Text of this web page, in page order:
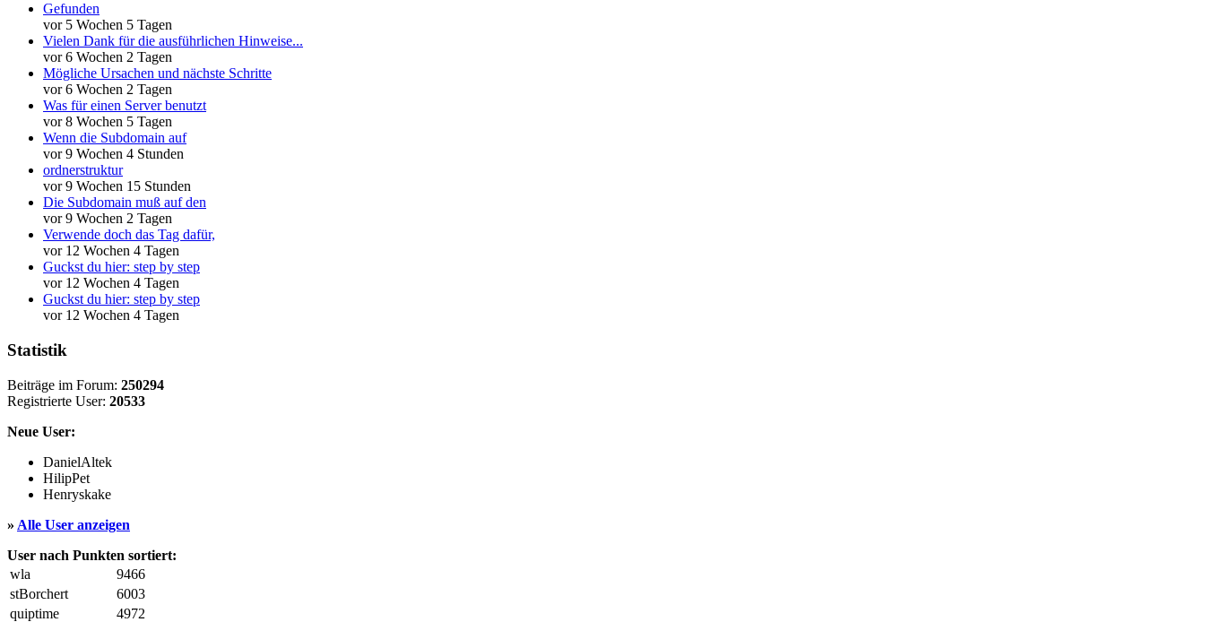
Gefunden
vor 5 Wochen 5 Tagen
Vielen Dank für die ausführlichen Hinweise...
vor 6 Wochen 2 Tagen
Mögliche Ursachen und nächste Schritte
vor 6 Wochen 2 Tagen
Was für einen Server benutzt
vor 8 Wochen 5 Tagen
Wenn die Subdomain auf
vor 9 Wochen 4 Stunden
ordnerstruktur
vor 9 Wochen 15 Stunden
Die Subdomain muß auf den
vor 9 Wochen 2 Tagen
Verwende doch das Tag dafür,
vor 12 Wochen 4 Tagen
Guckst du hier: step by step
vor 12 Wochen 4 Tagen
Guckst du hier: step by step
vor 12 Wochen 4 Tagen
Statistik
Beiträge im Forum: 250294
Registrierte User: 20533
Neue User:
DanielAltek
HilipPet
Henryskake
» Alle User anzeigen
User nach Punkten sortiert:
wla
9466
stBorchert
6003
quiptime
4972